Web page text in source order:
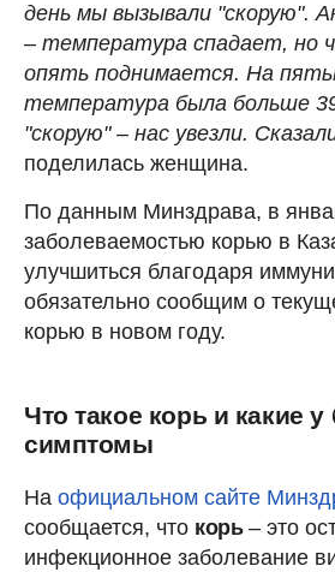
день мы вызывали "скорую".
– температура спадает, но
опять поднимается. На
температура была больше
"скорую" – нас увезли.
поделилась женщина.
По данным Минздрава, в
заболеваемостью корью в
улучшиться благодаря
обязательно сообщим о
корью в новом году.
Что такое корь и какие у
симптомы
На официальном сайте
сообщается, что корь– это
инфекционное заболевание